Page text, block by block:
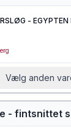
- EGYPTEN
Vælg anden
- fintsnittet